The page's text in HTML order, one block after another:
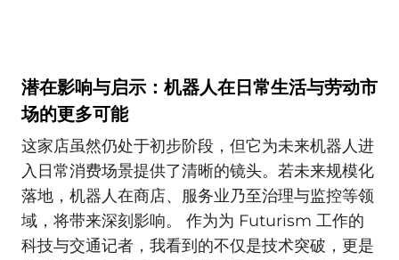
潜在影响与启示：机器人在日常生活与劳动市
场的更多可能
这家店虽然仍处于初步阶段，但它为未来机器人进
入日常消费场景提供了清晰的镜头。若未来规模化
落地，机器人在商店、服务业乃至治理与监控等领
域，将带来深刻影响。 作为为 Futurism 工作的
科技与交通记者，我看到的不仅是技术突破，更是